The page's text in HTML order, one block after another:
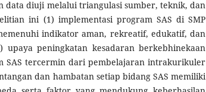
data diuji melalui triangulasi sumber, teknik, dan
ini (1) implementasi program SAS di SMP
indikator aman, rekreatif, edukatif, dan
upaya peningkatan kesadaran berkebhinekaan
SAS tercermin dari pembelajaran intrakurikuler
dan hambatan setiap bidang SAS memiliki